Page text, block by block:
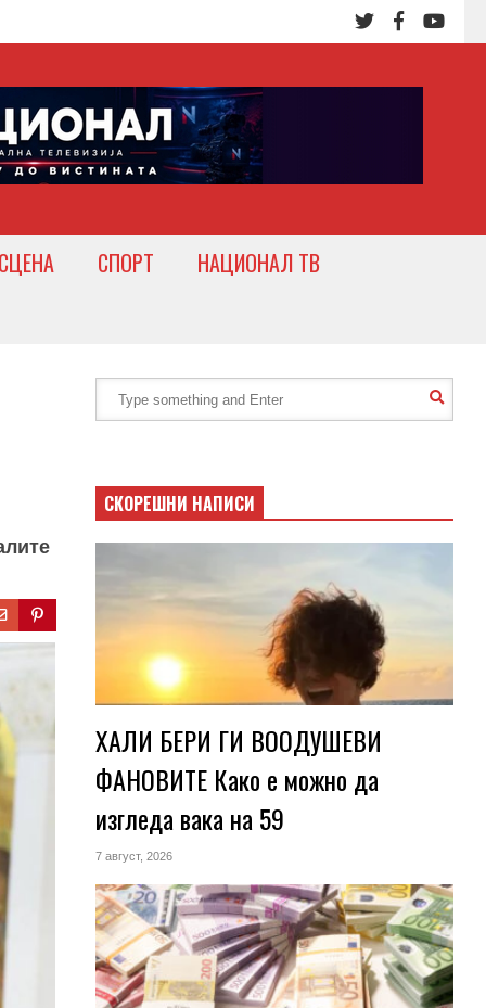
СПОРТ НАЦИОНАЛ ТВ
СКОРЕШНИ НАПИСИ
ХАЛИ БЕРИ ГИ ВООДУШЕВИ
ФАНОВИТЕ Како е можно да
изгледа вака на 59
7 август, 2026